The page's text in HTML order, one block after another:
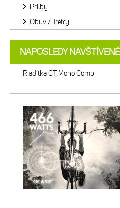
Prilby
Obuv / Tretry
NAPOSLEDY NAVŠTÍVENÉ
Riadítka CT Mono Comp